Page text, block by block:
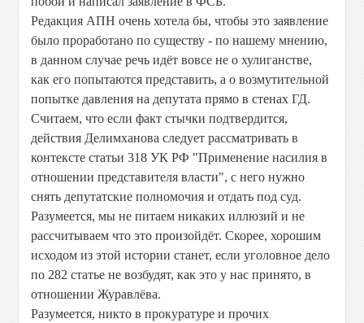
Редакция АПН очень хотела бы, чтобы это заявление
было проработано по существу - по нашему мнению,
в данном случае речь идёт вовсе не о хулиганстве,
как его попытаются представить, а о возмутительной
попытке давления на депутата прямо в стенах ГД.
Считаем, что если факт стычки подтвердится,
действия Делимханова следует рассматривать в
контексте статьи 318 УК РФ "Применение насилия в
отношении представителя власти", с него нужно
снять депутатские полномочия и отдать под суд.
Разумеется, мы не питаем никаких иллюзий и не
рассчитываем что это произойдёт. Скорее, хорошим
исходом из этой истории станет, если уголовное дело
по 282 статье не возбудят, как это у нас принято, в
отношении Журавлёва.
Разумеется, никто в прокуратуре и прочих